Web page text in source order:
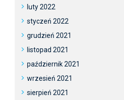
luty 2022
styczeń 2022
grudzień 2021
listopad 2021
październik 2021
wrzesień 2021
sierpień 2021